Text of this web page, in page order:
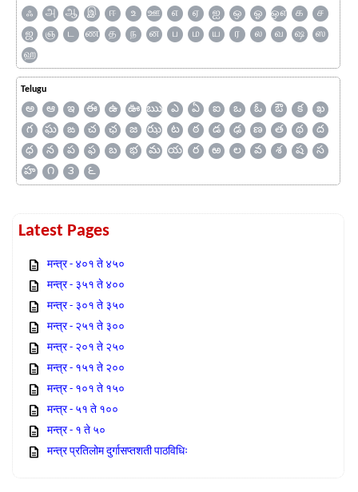
ஃ அ ஆ இ ஈ உ ஊ எ ஏ ஐ ஒ ஓ ஔ க
ச
ஜ
ஞ ட ண த ந ன ப ம ய ர ல வ ஷ
ஸ
ஹ
Telugu
అ ఆ ఇ ఈ ఉ ఊ ఋ ఎ ఏ ఐ ఒ ఓ ఔ క
ఖ
గ
ఘ ఙ చ ఛ జ ఝ ట ఠ డ ఢ ణ త థ
ద
ధ
న ప ఫ బ భ మ య ర ఱ ల వ శ ష
స
హ
౧ ౩ ౬
Latest Pages
मन्त्र - ४०१ ते ४५०
मन्त्र - ३५१ ते ४००
मन्त्र - ३०१ ते ३५०
मन्त्र - २५१ ते ३००
मन्त्र - २०१ ते २५०
मन्त्र - १५१ ते २००
मन्त्र - १०१ ते १५०
मन्त्र - ५१ ते १००
मन्त्र - १ ते ५०
मन्त्र प्रतिलोम दुर्गासप्तशती पाठविधिः